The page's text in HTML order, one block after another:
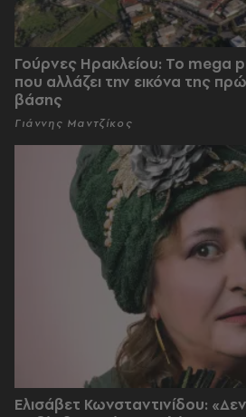
Γούρνες Ηρακλείου: To mega
που αλλάζει την εικόνα της
βάσης
Γιάννης Μαντζίκος
Ελισάβετ Κωνσταντινίδου: